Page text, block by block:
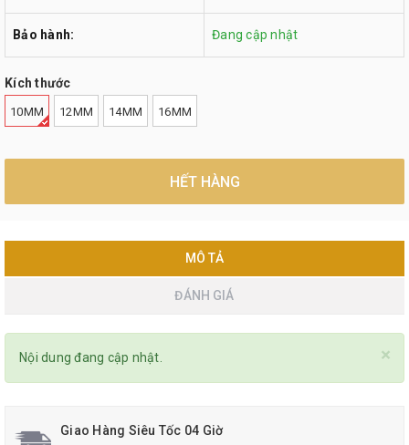
Bảo hành: Đang cập nhật
Kích thước
10MM 12MM 14MM 16MM
HẾT HÀNG
MÔ TẢ
ĐÁNH GIÁ
×
Nội dung đang cập nhật.
Giao Hàng Siêu Tốc 04 Giờ